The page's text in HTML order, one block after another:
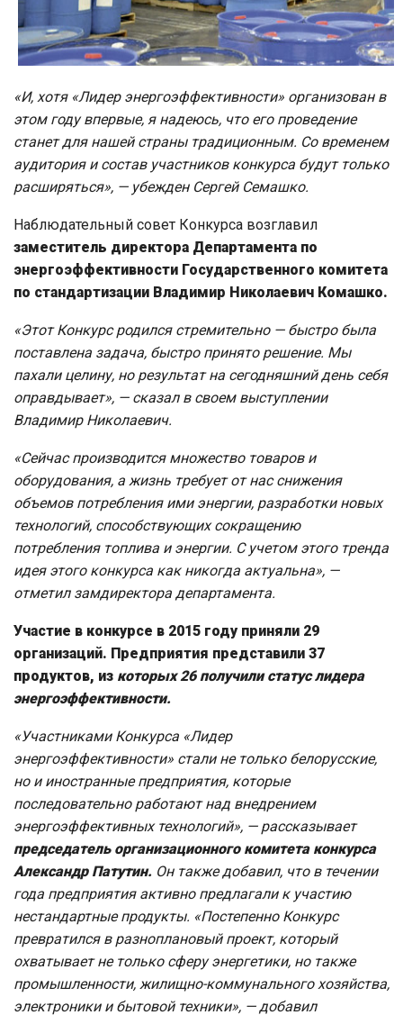
«И, хотя «Лидер энергоэффективности» организован в
этом году впервые, я надеюсь, что его проведение
станет для нашей страны традиционным. Со временем
аудитория и состав участников конкурса будут только
расширяться», — убежден Сергей Семашко.
Наблюдательный совет Конкурса возглавил
заместитель директора Департамента по
энергоэффективности Государственного комитета
по стандартизации Владимир Николаевич Комашко.
«Этот Конкурс родился стремительно — быстро была
поставлена задача, быстро принято решение. Мы
пахали целину, но результат на сегодняшний день себя
оправдывает», — сказал в своем выступлении
Владимир Николаевич.
«Сейчас производится множество товаров и
оборудования, а жизнь требует от нас снижения
объемов потребления ими энергии, разработки новых
технологий, способствующих сокращению
потребления топлива и энергии. С учетом этого тренда
идея этого конкурса как никогда актуальна», —
отметил замдиректора департамента.
Участие в конкурсе в 2015 году приняли 29
организаций. Предприятия представили 37
продуктов, из которых 26 получили статус лидера
энергоэффективности.
«Участниками Конкурса «Лидер
энергоэффективности» стали не только белорусские,
но и иностранные предприятия, которые
последовательно работают над внедрением
энергоэффективных технологий», — рассказывает
председатель организационного комитета конкурса
Александр Патутин. Он также добавил, что в течении
года предприятия активно предлагали к участию
нестандартные продукты. «Постепенно Конкурс
превратился в разноплановый проект, который
охватывает не только сферу энергетики, но также
промышленности, жилищно-коммунального хозяйства,
электроники и бытовой техники», — добавил